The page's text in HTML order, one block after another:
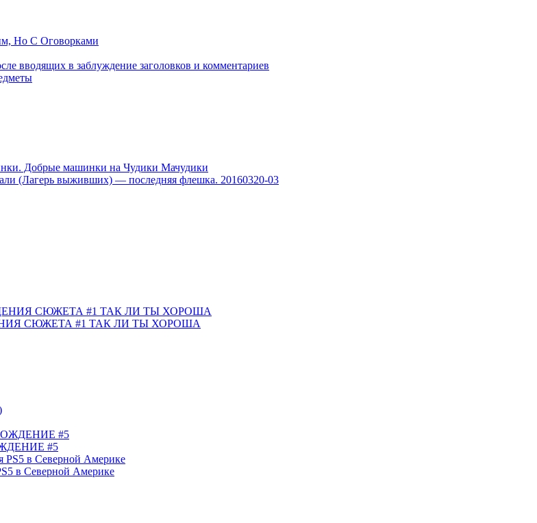
Но С Оговорками
вводящих в заблуждение заголовков и комментариев
Добрые машинки на Чудики Мачудики
(Лагерь выживших) — последняя флешка. 20160320-03
СЮЖЕТА #1 ТАК ЛИ ТЫ ХОРОША
#5
в Северной Америке